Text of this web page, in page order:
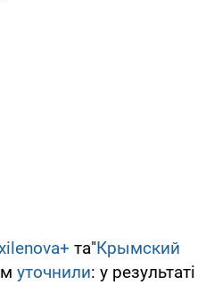
та"Крымский
уточнили: у результаті